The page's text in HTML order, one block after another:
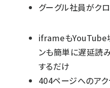
グーグル社員がク
iframeもYouTube
ンも簡単に遅延読
するだけ
404ページへのア